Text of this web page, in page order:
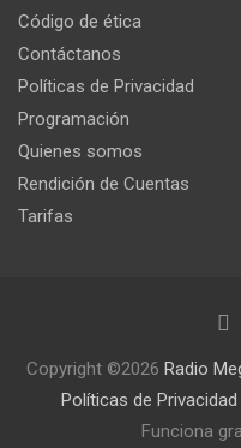
Código de ética
Contáctanos
Políticas de Privacidad
Programación
Quienes somos
Rendición de Cuentas
Tarifas
Copyright ©2026 Radio
Políticas de Privacidad
Funciona